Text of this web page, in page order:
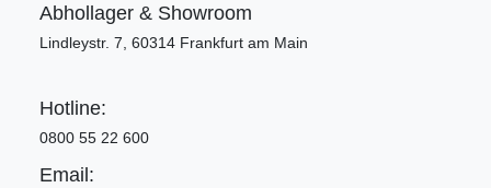
Abhollager & Showroom
Lindleystr. 7, 60314 Frankfurt am Main
Hotline:
0800 55 22 600
Email: